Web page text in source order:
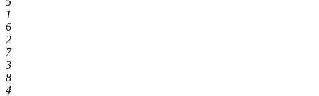
1
6
2
7
3
8
4